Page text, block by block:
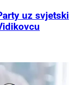
uz svjetski